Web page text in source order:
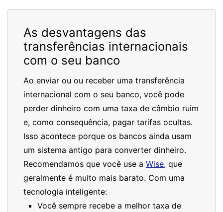
As desvantagens das
transferências internacionais
com o seu banco
Ao enviar ou ou receber uma transferência
internacional com o seu banco, você pode
perder dinheiro com uma taxa de câmbio ruim
e, como consequência, pagar tarifas ocultas.
Isso acontece porque os bancos ainda usam
um sistema antigo para converter dinheiro.
Recomendamos que você use a Wise, que
geralmente é muito mais barato. Com uma
tecnologia inteligente:
Você sempre recebe a melhor taxa de